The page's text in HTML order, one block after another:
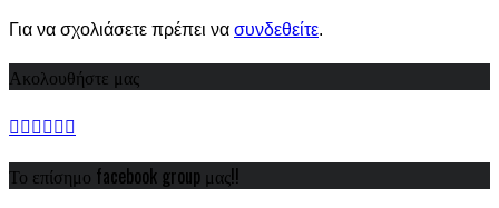
Για να σχολιάσετε πρέπει να συνδεθείτε.
Ακολουθήστε μας
Το επίσημο facebook group μας!!